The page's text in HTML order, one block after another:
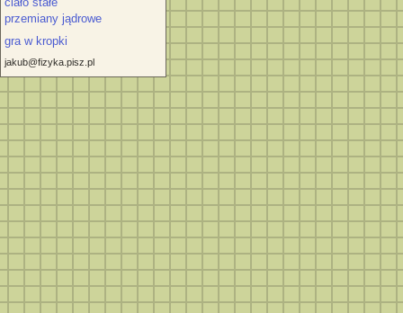
przemiany jądrowe
gra w kropki
jakub@fizyka.pisz.pl